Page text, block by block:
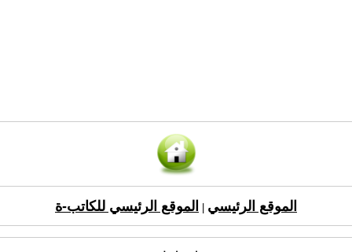
الموقع الرئيسي الموقع الرئيسي للكاتب-ة